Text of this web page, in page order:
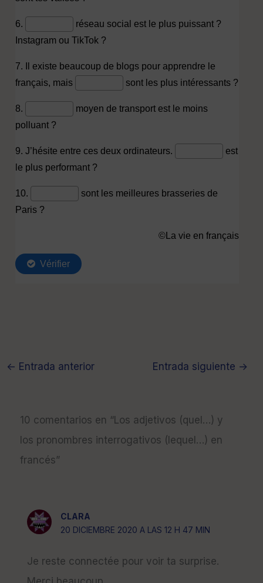
← Entrada anterior Entrada siguiente →
10 comentarios en “Los adjetivos (quel…) y
los pronombres interrogativos (lequel…) en
francés”
CLARA
20 DICIEMBRE 2020 A LAS 12 H 47 MIN
Je reste connectée pour voir ta surprise.